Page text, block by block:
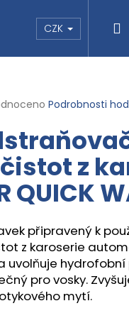
CZK
Podrobnosti
z
QUICK
připravený k
z karoserie
uvolňuje hydrofobní
pro vosky.
mytí.